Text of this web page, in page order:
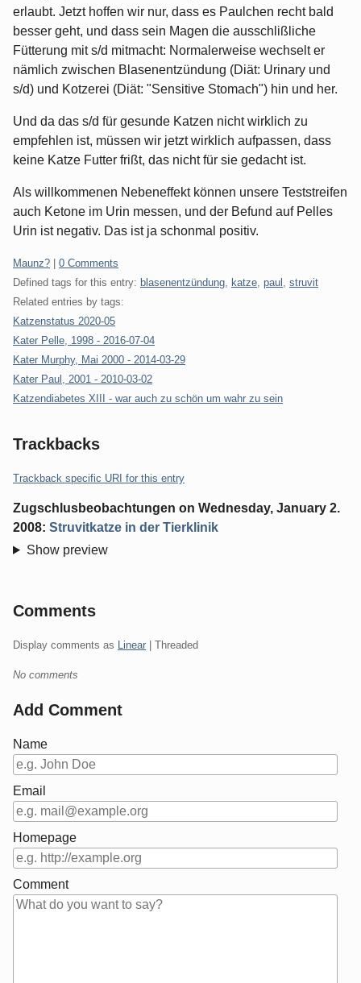
erlaubt. Jetzt hoffen wir nur, dass es Paulchen recht bald
besser geht, und dass sein Magen die ausschlißliche
Fütterung mit s/d mitmacht: Normalerweise wechselt er
nämlich zwischen Blasenentzündung (Diät: Urinary und
s/d) und Kotzerei (Diät: "Sensitive Stomach") hin und her.
Und da das s/d für gesunde Katzen nicht wirklich zu
empfehlen ist, müssen wir jetzt wirklich aufpassen, dass
keine Katze Futter frißt, das nicht für sie gedacht ist.
Als willkommenen Nebeneffekt können unsere Teststreifen
auch Ketone im Urin messen, und der Befund auf Pelles
Urin ist negativ. Das ist ja schonmal positiv.
Categories:
Maunz?
0 Comments
Defined tags for this entry: blasenentzündung katze paul
struvit
Related entries by tags:
Katzenstatus 2020-05
Kater Pelle, 1998 - 2016-07-04
Kater Murphy, Mai 2000 - 2014-03-29
Kater Paul, 2001 - 2010-03-02
Katzendiabetes XIII - war auch zu schön um wahr zu sein
Trackbacks
Trackback specific URI for this entry
Zugschlusbeobachtungen on Wednesday, January 2.
2008: Struvitkatze in der Tierklinik
Show preview
Comments
Display comments as Linear | Threaded
No comments
Add Comment
Name
Email
Homepage
Comment